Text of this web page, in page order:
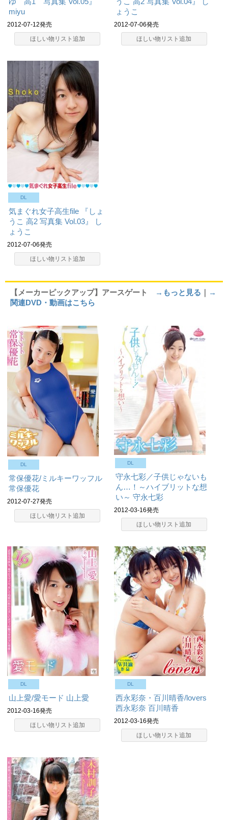
miyu
2012-07-12発売
ほしい物リスト追加
ょうこ
2012-07-06発売
ほしい物リスト追加
DL
気まぐれ女子高生file 『しょ
うこ 高2 写真集 Vol.03』
し
ょうこ
2012-07-06発売
ほしい物リスト追加
【メーカーピックアップ】アースゲート →もっと見る
→
関連DVD・動画はこちら
DL
常保優花/ミルキーワッフル
常保優花
2012-07-27発売
ほしい物リスト追加
DL
守永七彩／子供じゃないも
ん…！～ハイブリットな想
い～ 守永七彩
2012-03-16発売
ほしい物リスト追加
DL
山上愛/愛モード 山上愛
2012-03-16発売
ほしい物リスト追加
DL
西永彩奈・百川晴香/lovers
西永彩奈 百川晴香
2012-03-16発売
ほしい物リスト追加